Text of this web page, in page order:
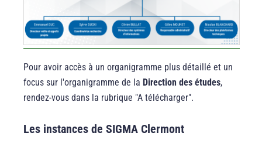
Pour avoir accès à un organigramme plus détaillé et un
focus sur l'organigramme de la Direction des études,
rendez-vous dans la rubrique "A télécharger".
Les instances de SIGMA Clermont